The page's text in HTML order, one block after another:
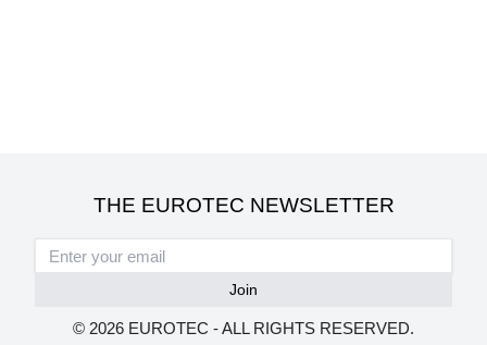
THE EUROTEC NEWSLETTER
© 2026 EUROTEC - ALL RIGHTS RESERVED.